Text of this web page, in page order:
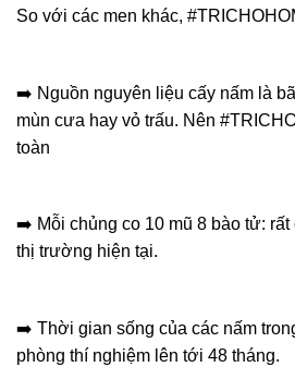
So với các men khác,
➡️ Nguồn nguyên liệu cấy nấm là
mùn cưa hay vỏ trấu. Nên
toàn
➡️ Mỗi chủng co 10 mũ 8 bào tử:
thị trường hiện tại.
➡️ Thời gian sống của các nấm
phòng thí nghiệm lên tới 48 tháng.